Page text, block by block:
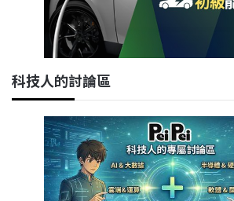
科技人的討論區